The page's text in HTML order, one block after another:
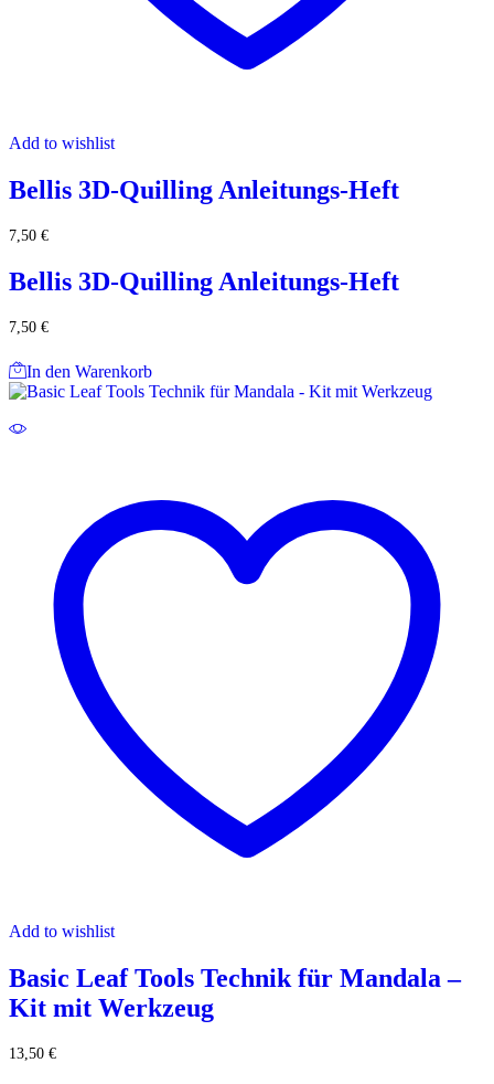
Add to wishlist
Bellis 3D-Quilling Anleitungs-Heft
7,50 €
Bellis 3D-Quilling Anleitungs-Heft
7,50 €
In den Warenkorb
Add to wishlist
Basic Leaf Tools Technik für Mandala –
Kit mit Werkzeug
13,50 €